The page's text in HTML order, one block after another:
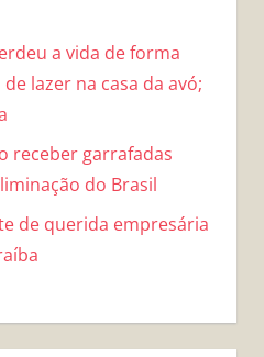
a vida de forma
lazer na casa da avó;
receber garrafadas
do Brasil
de querida empresária